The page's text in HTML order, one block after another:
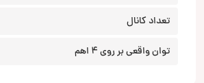
تعداد کانال
توان واقعی بر روی 4 اهم